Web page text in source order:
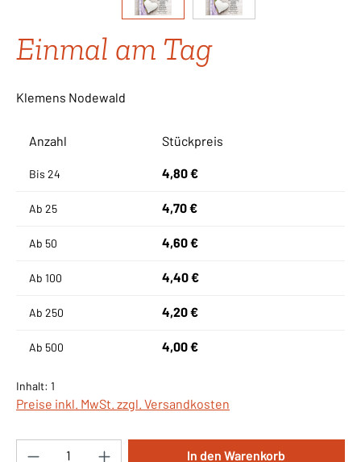
Einmal am Tag
Klemens Nodewald
Anzahl Stückpreis
Bis 24 4,80 €
Ab 25 4,70 €
Ab 50 4,60 €
Ab 100 4,40 €
Ab 250 4,20 €
Ab 500 4,00 €
Inhalt: 1
Preise inkl. MwSt. zzgl. Versandkosten
Produkt Anzahl: Gib den gewünschten
In den Warenkorb